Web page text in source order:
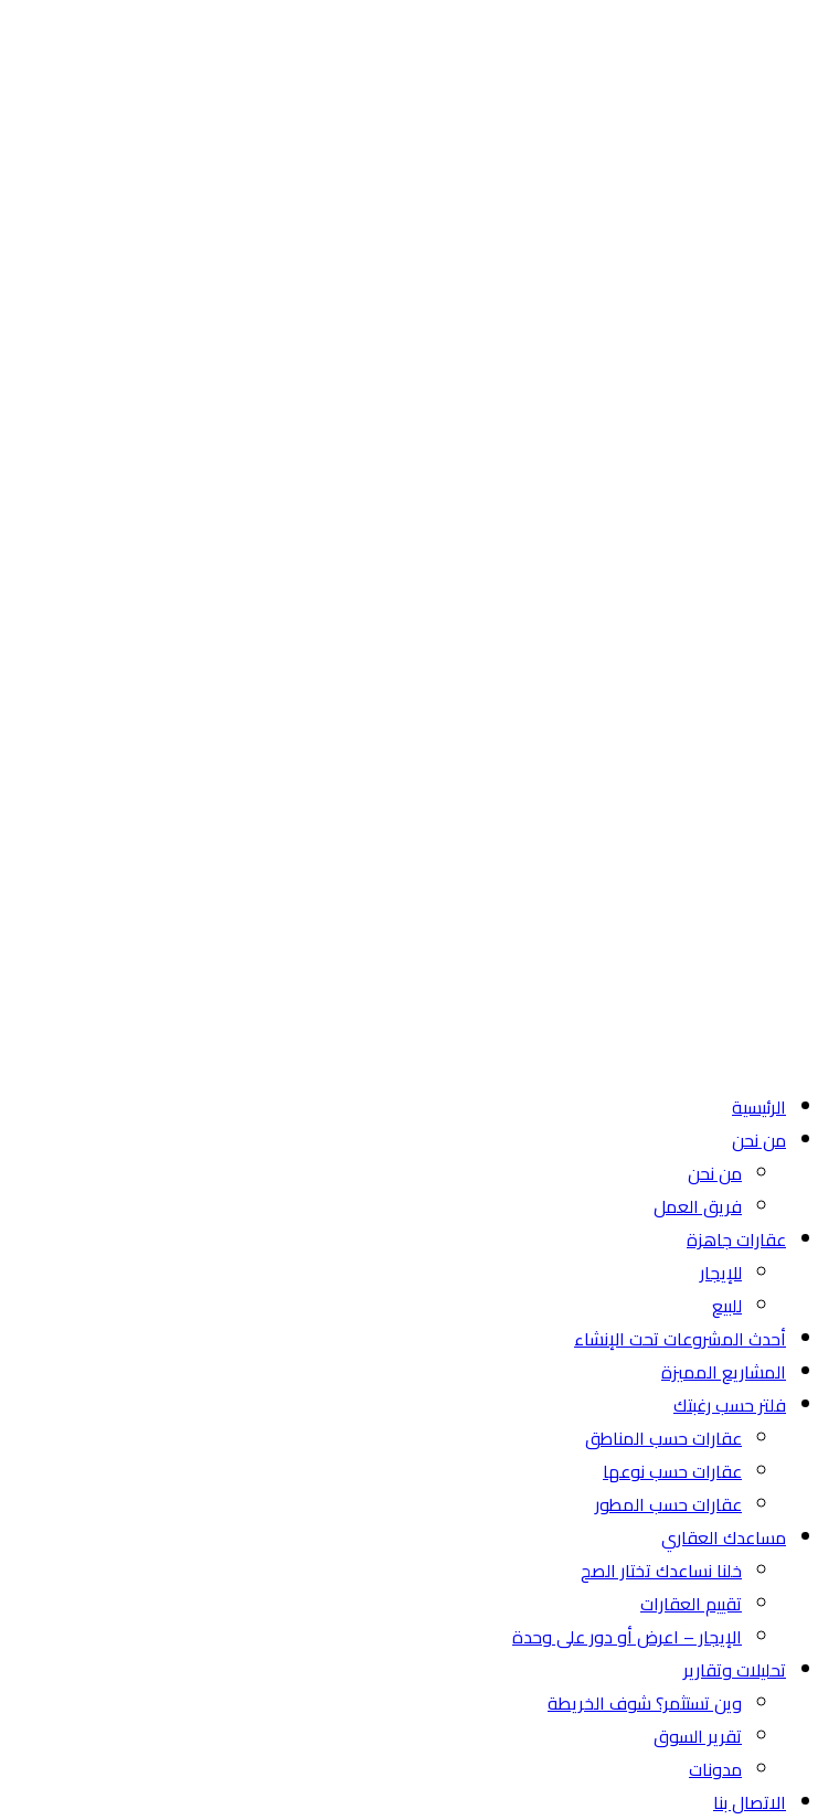
الرئيسية
من نحن
من نحن
فريق العمل
عقارات جاهزة
للإيجار
للبيع
أحدث المشروعات تحت الإنشاء
المشاريع المميزة
فلتر حسب رغبتك
عقارات حسب المناطق
عقارات حسب نوعها
عقارات حسب المطور
مساعدك العقاري
خلنا نساعدك تختار الصح
تقييم العقارات
الإيجار – اعرض أو دور على وحدة
تحليلات وتقارير
وين تستثمر؟ شوف الخريطة
تقرير السوق
مدونات
الاتصال بنا